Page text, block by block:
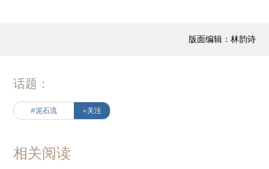
版面编辑：林韵诗
话题：
#泥石流 +关注
相关阅读